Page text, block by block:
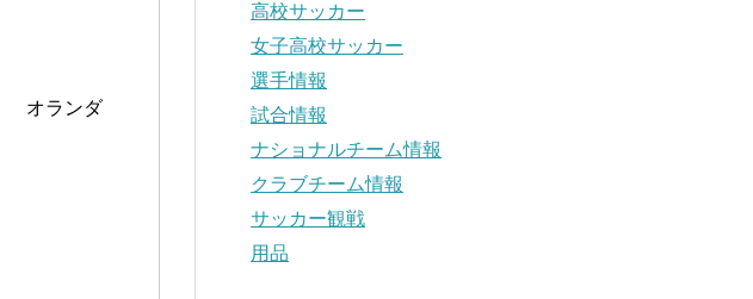
オランダ
高校サッカー
女子高校サッカー
選手情報
試合情報
ナショナルチーム情報
クラブチーム情報
サッカー観戦
用品